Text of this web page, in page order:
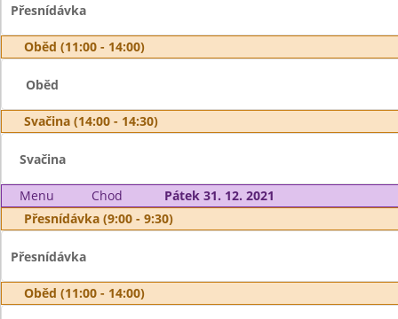
Přesnídávka
Oběd (11:00 - 14:00)
Oběd
Svačina (14:00 - 14:30)
Svačina
Menu Chod
Pátek 31. 12. 2021
Přesnídávka (9:00 - 9:30)
Přesnídávka
Oběd (11:00 - 14:00)